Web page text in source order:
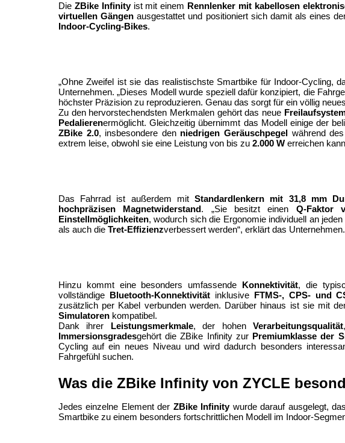
Die ZBike Infinity ist mit einem Rennlenker mit kabellosen
virtuellen Gängen ausgestattet und positioniert sich damit als eines
Indoor-Cycling-Bikes.
„Ohne Zweifel ist sie das realistischste Smartbike für Indoor-Cycling,
Unternehmen. „Dieses Modell wurde speziell dafür konzipiert, die
höchster Präzision zu reproduzieren. Genau das sorgt für ein völlig
Zu den hervorstechendsten Merkmalen gehört das neue
Pedalieren
ZBike 2.0, insbesondere den niedrigen Geräuschpegel
während
extrem leise, obwohl sie eine Leistung von bis zu 2.000 W erreichen
Das Fahrrad ist außerdem mit Standardlenkern mit 31,8 mm
hochpräzisen Magnetwiderstand . „Sie besitzt einen Q-Faktor
Einstellmöglichkeiten, wodurch sich die Ergonomie individuell an
als auch die Tret-Effizienzverbessert werden“, erklärt das Unternehmen.
Hinzu kommt eine besonders umfassende Konnektivität, die
vollständige
Bluetooth-Konnektivität inklusive FTMS-, CPS- und
zusätzlich per Kabel verbunden werden. Darüber hinaus ist sie mit
Simulatoren kompatibel.
Dank ihrer
Leistungsmerkmale, der hohen Verarbeitungsqualität
Immersionsgradesgehört die ZBike Infinity zur Premiumklasse der
Cycling auf ein neues Niveau und wird dadurch besonders
Fahrgefühl suchen.
Was die ZBike Infinity von ZYCLE
Jedes einzelne Element der ZBike Infinity wurde darauf ausgelegt,
Smartbike zu einem besonders fortschrittlichen Modell im Indoor-